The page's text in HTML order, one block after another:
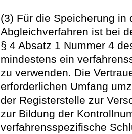
(3) Für die Speicherung in
Abgleichverfahren ist bei
§ 4 Absatz 1 Nummer 4
mindestens ein
zu verwenden. Die
erforderlichen Umfang
der Registerstelle zur
zur Bildung der
verfahrensspezifische